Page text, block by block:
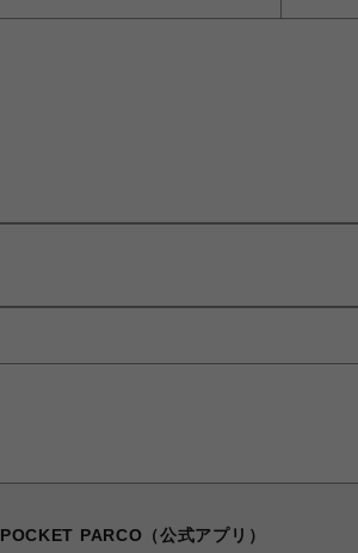
POCKET PARCO（公式アプリ）